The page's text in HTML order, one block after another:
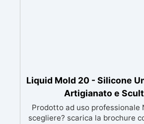
Liquid Mold 20 - Silicone
Artigianato e
Prodotto ad uso professionale
scegliere? scarica la brochure